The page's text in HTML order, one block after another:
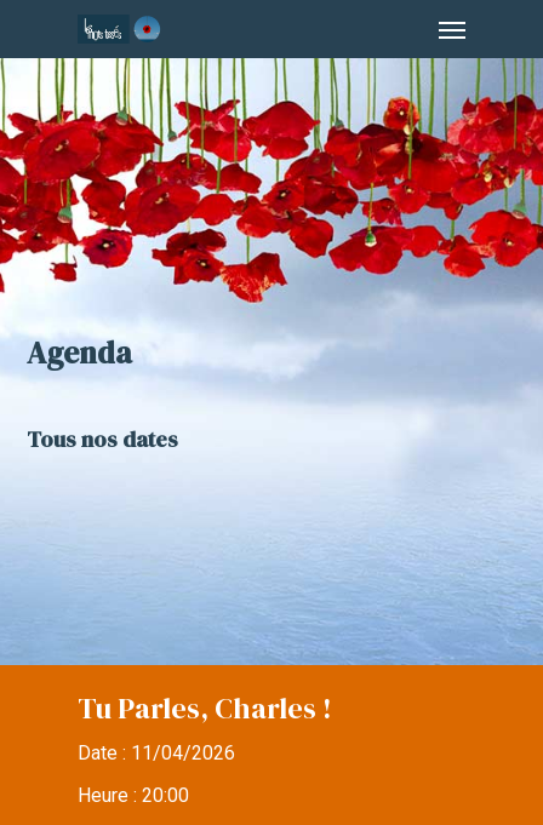
to
main
content
Agenda
Tous nos dates
Tu Parles, Charles !
Date : 11/04/2026
Heure :20:00